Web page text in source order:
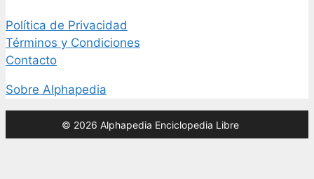
Política de Privacidad
Términos y Condiciones
Contacto
Sobre Alphapedia